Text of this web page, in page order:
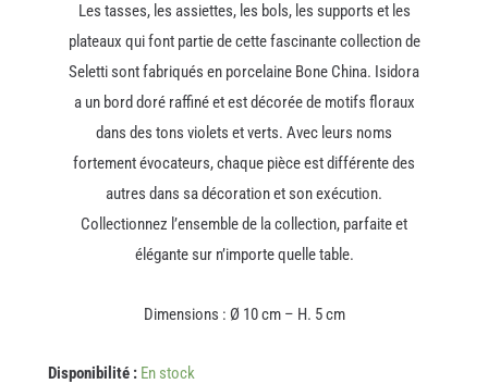
Les tasses, les assiettes, les bols, les supports et les
plateaux qui font partie de cette fascinante collection de
Seletti sont fabriqués en porcelaine Bone China. Isidora
a un bord doré raffiné et est décorée de motifs floraux
dans des tons violets et verts. Avec leurs noms
fortement évocateurs, chaque pièce est différente des
autres dans sa décoration et son exécution.
Collectionnez l’ensemble de la collection, parfaite et
élégante sur n’importe quelle table.
Dimensions : Ø 10 cm – H. 5 cm
Disponibilité : En stock
quantité